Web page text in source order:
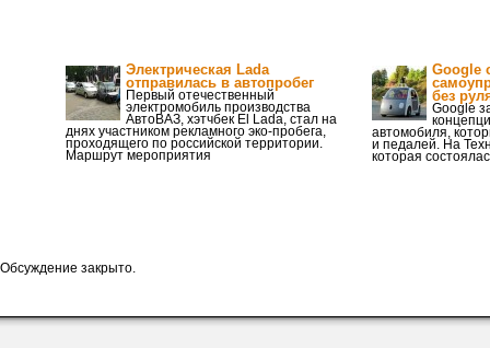
Электрическая Lada
отправилась в автопробег
Первый отечественный
электромобиль производства
АвтоВАЗ, хэтчбек El Lada, стал на
днях участником рекламного эко-пробега,
проходящего по российской территории.
Маршрут мероприятия
Google
без
Google
автомобиля,
и педалей. На
которая
Обсуждение закрыто.